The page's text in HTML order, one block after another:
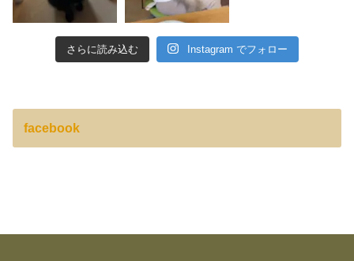
さらに読み込む Instagram でフォロー
facebook